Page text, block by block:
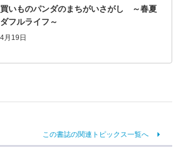
いものパンダのまちがいさがし ～春夏
フルライフ～
月19日
この書誌の関連トピックス一覧へ